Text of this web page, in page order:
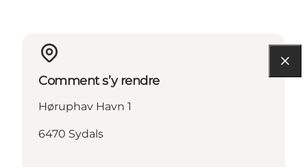
Comment s’y rendre
Høruphav Havn 1
6470 Sydals